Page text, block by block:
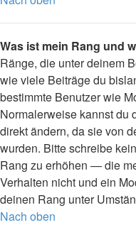
Was ist mein Rang und
Ränge, die unter deinem
wie viele Beiträge du
bestimmte Benutzer wie
Normalerweise kannst du
direkt ändern, da sie von
wurden. Bitte schreibe
Rang zu erhöhen — die
Verhalten nicht und ein
deinen Rang unter
Nach oben